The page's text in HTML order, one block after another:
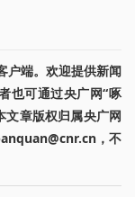
户端。欢迎提供新闻
也可通过央广网“啄
文章版权归属央广网
，不